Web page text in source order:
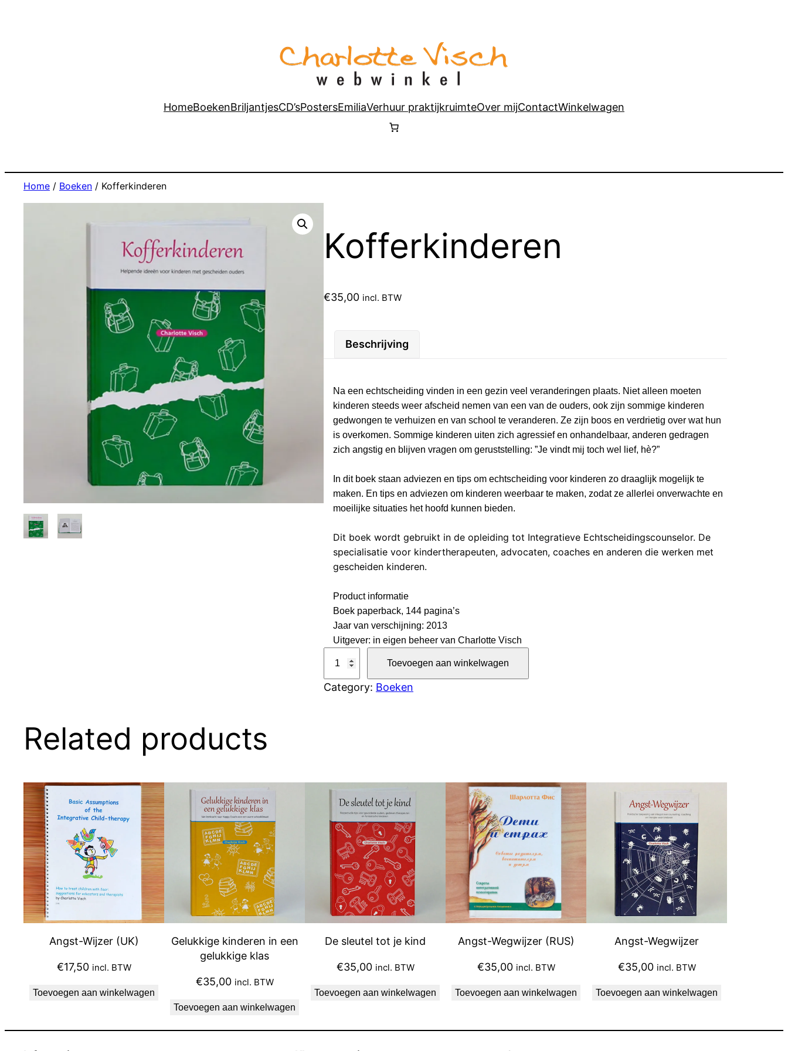
HomeBoekenBriljantjesCD’sPostersEmiliaVerhuur praktijkruimteOver mijContactWinkelwagen
Home / Boeken / Kofferkinderen
Kofferkinderen
€35,00 incl. BTW
Beschrijving
Na een echtscheiding vinden in een gezin veel veranderingen plaats. Niet alleen moeten
kinderen steeds weer afscheid nemen van een van de ouders, ook zijn sommige kinderen
gedwongen te verhuizen en van school te veranderen. Ze zijn boos en verdrietig over wat hun
is overkomen. Sommige kinderen uiten zich agressief en onhandelbaar, anderen gedragen
zich angstig en blijven vragen om geruststelling: ”Je vindt mij toch wel lief, hè?”
In dit boek staan adviezen en tips om echtscheiding voor kinderen zo draaglijk mogelijk te
maken. En tips en adviezen om kinderen weerbaar te maken, zodat ze allerlei onverwachte en
moeilijke situaties het hoofd kunnen bieden.
Dit boek wordt gebruikt in de opleiding tot Integratieve Echtscheidingscounselor. De
specialisatie voor kindertherapeuten, advocaten, coaches en anderen die werken met
gescheiden kinderen.
Product informatie
Boek paperback, 144 pagina’s
Jaar van verschijning: 2013
Uitgever: in eigen beheer van Charlotte Visch
f
n
Toevoegen aan winkelwagen
Category: Boeken
Related products
Angst-Wijzer (UK)
€17,50 incl. BTW
Toevoegen aan winkelwagen
Gelukkige kinderen in een
gelukkige klas
€35,00 incl. BTW
Toevoegen aan winkelwagen
De sleutel tot je kind
€35,00 incl. BTW
Toevoegen aan winkelwagen
Angst-Wegwijzer (RUS)
€35,00 incl. BTW
Toevoegen aan winkelwagen
Angst-Wegwijzer
€35,00 incl. BTW
Toevoegen aan winkelwagen